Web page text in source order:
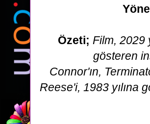
Özeti; Film, 2029
gösteren
Connor'ın,
Reese'i, 1983 yılına